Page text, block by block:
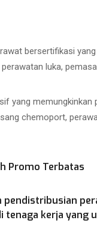
bersertifikasi
luka,
yang
chemoport,
Promo Terbatas
pendistribusian
kerja yang